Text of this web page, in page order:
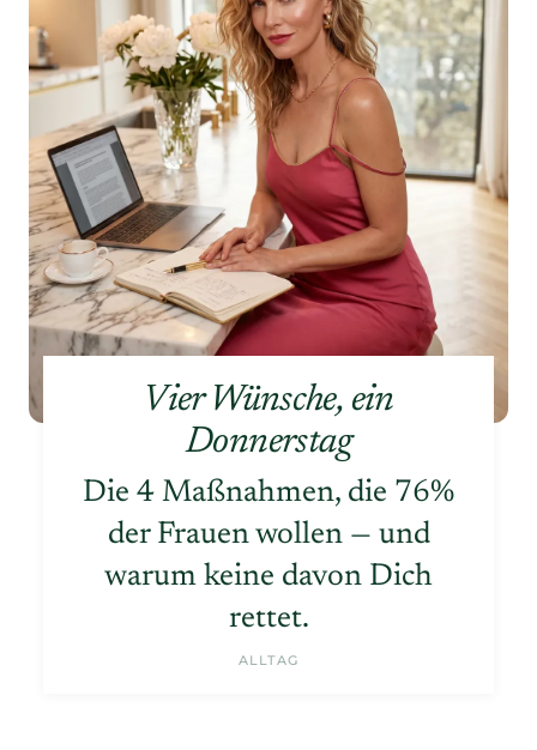
Vier Wünsche, ein
Donnerstag
Die 4 Maßnahmen, die 76%
der Frauen wollen — und
warum keine davon Dich
rettet.
ALLTAG